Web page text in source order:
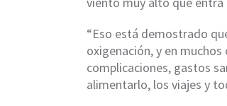
“Eso está demostrado
oxigenación, y en
complicaciones, gastos
alimentarlo, los viajes y